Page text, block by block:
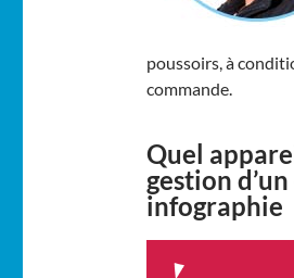
poussoirs, à
commande.
Quel
gestion
infographie